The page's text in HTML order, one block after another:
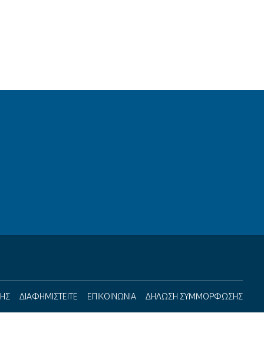
ΔΙΑΦΗΜΙΣΤΕΙΤΕ ΕΠΙΚΟΙΝΩΝΙΑ ΔΗΛΩΣΗ ΣΥΜΜΟΡΦΩΣΗΣ